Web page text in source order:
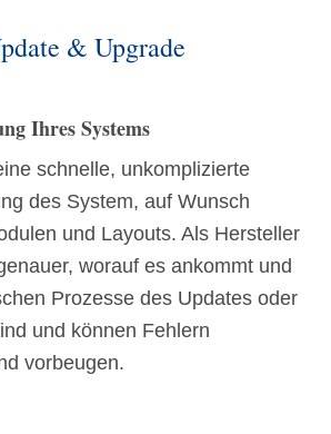
& Upgrade
Ihres Systems
schnelle, unkomplizierte
des System, auf Wunsch
und Layouts. Als Hersteller
worauf es ankommt und
Prozesse des Updates oder
und können Fehlern
vorbeugen.